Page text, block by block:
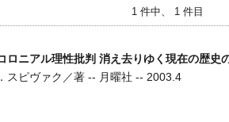
1 件中、 1 件目
ロニアル理性批判 消え去りゆく現在の歴史
スピヴァク／著 -- 月曜社 -- 2003.4